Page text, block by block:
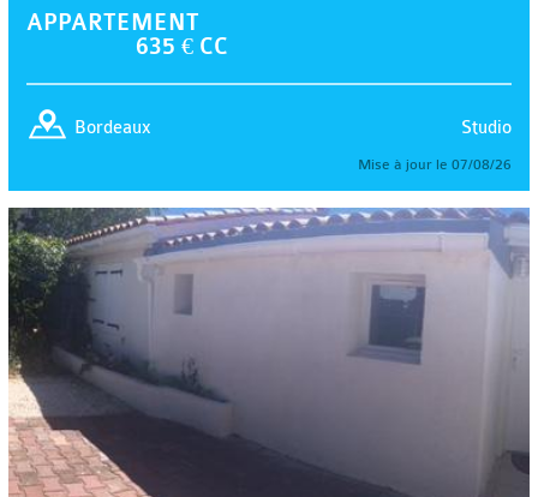
APPARTEMENT
635 € CC
Studio
Bordeaux
Mise à jour le 07/08/26